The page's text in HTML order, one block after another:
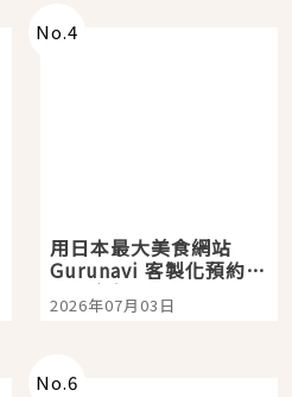
No.4
用日本最大美食網站
Gurunavi 客製化預約九
大都市餐廳，打造專屬
美食體驗！
2026年07月03日
No.6